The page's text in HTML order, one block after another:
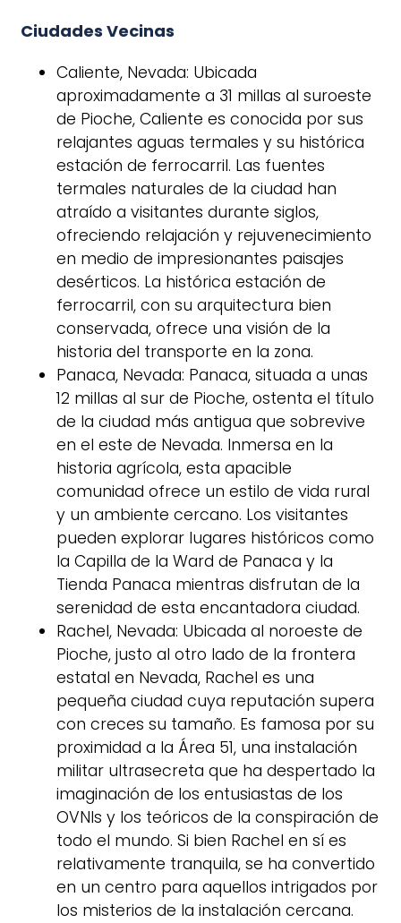
Ciudades Vecinas
Caliente, Nevada: Ubicada
aproximadamente a 31 millas al suroeste
de Pioche, Caliente es conocida por sus
relajantes aguas termales y su histórica
estación de ferrocarril. Las fuentes
termales naturales de la ciudad han
atraído a visitantes durante siglos,
ofreciendo relajación y rejuvenecimiento
en medio de impresionantes paisajes
desérticos. La histórica estación de
ferrocarril, con su arquitectura bien
conservada, ofrece una visión de la
historia del transporte en la zona.
Panaca, Nevada: Panaca, situada a unas
12 millas al sur de Pioche, ostenta el título
de la ciudad más antigua que sobrevive
en el este de Nevada. Inmersa en la
historia agrícola, esta apacible
comunidad ofrece un estilo de vida rural
y un ambiente cercano. Los visitantes
pueden explorar lugares históricos como
la Capilla de la Ward de Panaca y la
Tienda Panaca mientras disfrutan de la
serenidad de esta encantadora ciudad.
Rachel, Nevada: Ubicada al noroeste de
Pioche, justo al otro lado de la frontera
estatal en Nevada, Rachel es una
pequeña ciudad cuya reputación supera
con creces su tamaño. Es famosa por su
proximidad a la Área 51, una instalación
militar ultrasecreta que ha despertado la
imaginación de los entusiastas de los
OVNIs y los teóricos de la conspiración de
todo el mundo. Si bien Rachel en sí es
relativamente tranquila, se ha convertido
en un centro para aquellos intrigados por
los misterios de la instalación cercana.